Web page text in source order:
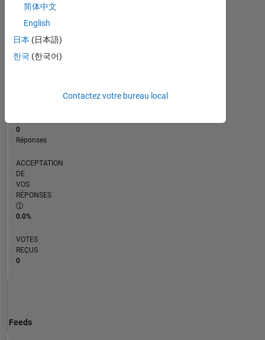
501
031
RÉPUTATION
CONTRIBUTIONS
0
Réponses
ACCEPTATION
DE
VOS
RÉPONSES
0.0%
VOTES
REÇUS
0
Feeds
简体中文
English
日本 (日本語)
한국 (한국어)
Contactez votre bureau local